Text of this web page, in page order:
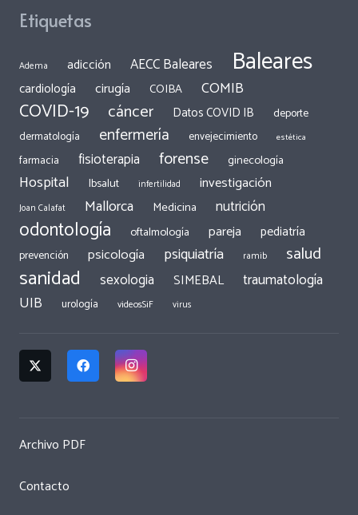
Etiquetas
Adema adicción AECC Baleares Baleares
cardiología cirugía COIBA COMIB
COVID-19 cáncer Datos COVID IB
deporte
dermatología
enfermería envejecimiento estética
farmacia fisioterapia forense ginecología
Hospital Ibsalut infertilidad investigación
Joan Calafat Mallorca Medicina nutrición
odontología oftalmología pareja pediatría
prevención psicología psiquiatría ramib salud
sanidad sexologia SIMEBAL traumatología
UIB urología videosSiF virus
Archivo PDF
Contacto